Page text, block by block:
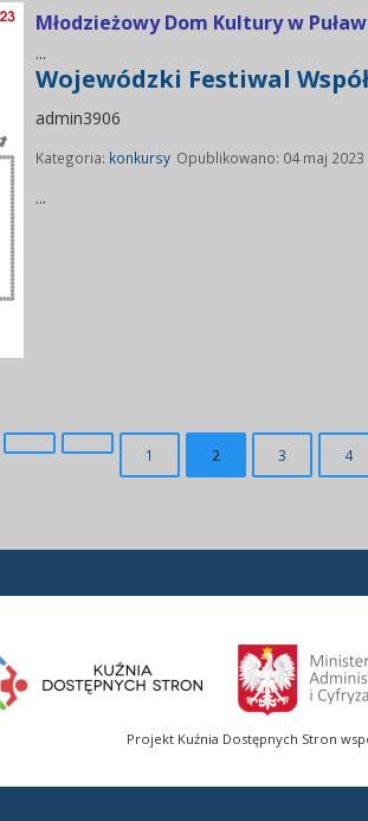
Młodzieżowy Dom Kultury w
...
Wojewódzki Festiwal
admin3906
Kategoria: konkursy Opublikowano: 04 maj 2023
...
1 2 3 4
Projekt Kuźnia Dostępnych Stron